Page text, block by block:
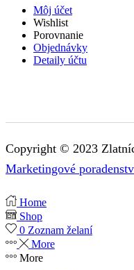
Môj účet
Wishlist
Porovnanie
Objednávky
Detaily účtu
Copyright © 2023
Marketingové
Home
Shop
0 Zoznam želaní
More
More